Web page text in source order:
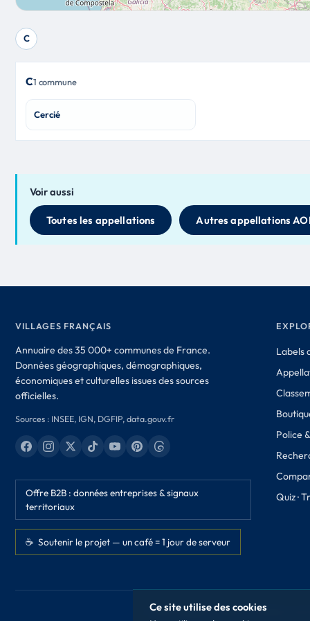
C
C1 commune
Cercié
Voir aussi
Toutes les appellations Autres appellations
VILLAGES FRANÇAIS
Annuaire des 35 000+ communes de France.
Données géographiques, démographiques,
économiques et culturelles issues des sources
officielles.
Sources : INSEE, IGN, DGFIP, data.gouv.fr
Offre B2B : données entreprises & signaux
territoriaux
☕ Soutenir le projet — un café = 1 jour de serveur
Labels
Police
Quiz ·
© 2026 Villages Français. Données
Ce site utilise des cookies